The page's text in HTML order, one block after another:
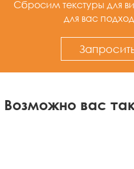
Сбросим текстуры для
для вас
Возможно вас